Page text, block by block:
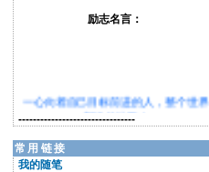
励志名言：
一心向着自己目标前进的人，整个世界
都给他让路！
===========
必成功的方程式：
★要有明确地目标★
--------------------------------
常用链接
我的随笔